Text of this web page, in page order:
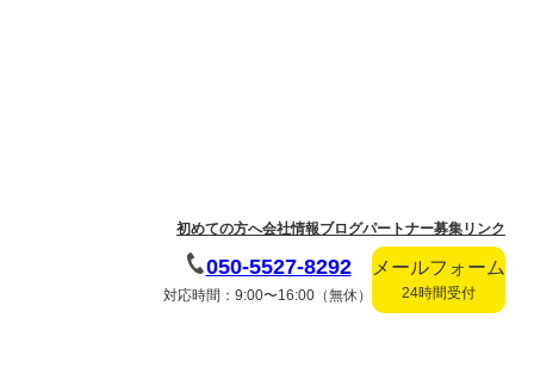
初めての方へ会社情報ブログパートナー募集リンク
050-5527-8292
対応時間：9:00〜16:00（無休）
メールフォーム
24時間受付